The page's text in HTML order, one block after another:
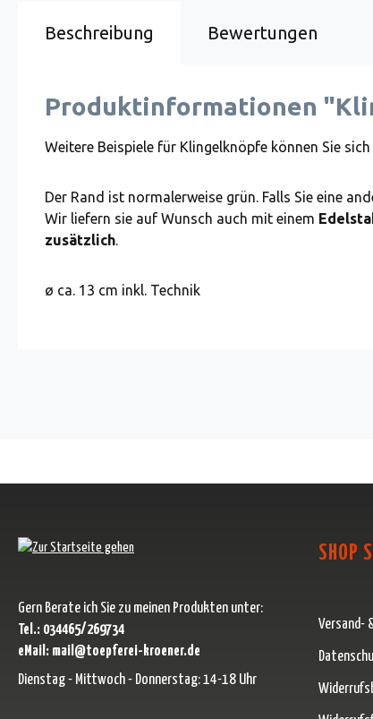
Beschreibung Bewertungen
Produktinformationen
Weitere Beispiele für Klingelknöpfe können Sie
Der Rand ist normalerweise grün. Falls Sie eine
Wir liefern sie auf Wunsch auch mit einem
zusätzlich.
ø ca. 13 cm inkl. Technik
Gern Berate ich Sie zu meinen Produkten unter:
Tel.: 034465/269734
eMail: mail@toepferei-kroener.de
Dienstag - Mittwoch - Donnerstag: 14-18 Uhr
SHOP
Versand-